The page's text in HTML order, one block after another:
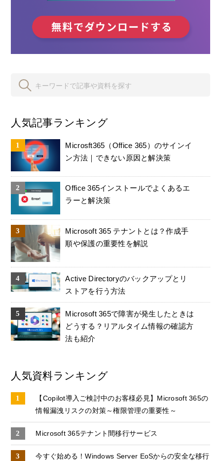
人気記事ランキング
Microsft365（Office 365）のサインイ
ン方法｜できない原因と解決策
Office 365インストールでよくあるエ
ラーと解決策
Microsoft 365 テナントとは？作成手
順や保護の重要性を解説
Active Directoryのバックアップとリ
ストアを行う方法
Microsoft 365で障害が発生したときは
どうする？リアルタイム情報の確認方
法も紹介
人気資料ランキング
【Copilot導入ご検討中のお客様必見】Microsoft 365の
情報漏洩リスクの対策～権限管理の重要性～
Microsoft 365テナント間移行サービス
今すぐ始める！Windows Server EoSからの安全な移行